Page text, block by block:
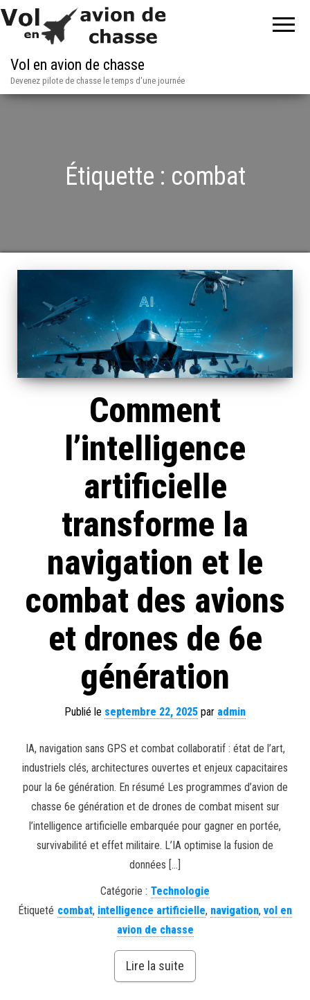
Vol en avion de chasse
Devenez pilote de chasse le temps d'une journée
Étiquette : combat
Comment
l’intelligence
artificielle
transforme la
navigation et le
combat des avions
et drones de 6e
génération
Publié le septembre 22, 2025 par admin
IA, navigation sans GPS et combat collaboratif : état de l’art,
industriels clés, architectures ouvertes et enjeux capacitaires
pour la 6e génération. En résumé Les programmes d’avion de
chasse 6e génération et de drones de combat misent sur
l’intelligence artificielle embarquée pour gagner en portée,
survivabilité et effet militaire. L’IA optimise la fusion de
données […]
Catégorie : Technologie
Étiqueté combat, intelligence artificielle, navigation, vol en
avion de chasse
Lire la suite